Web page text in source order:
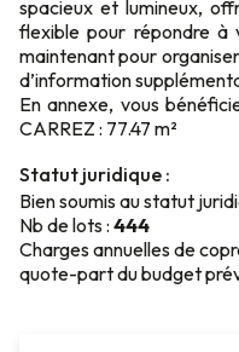
spacieux et lumineux,
flexible pour répondre à
maintenant pour
d’information
En annexe, vous
CARREZ : 77.47 m²
Statut juridique :
Bien soumis au statut
Nb de lots : 444
Charges annuelles de
quote-part du budget